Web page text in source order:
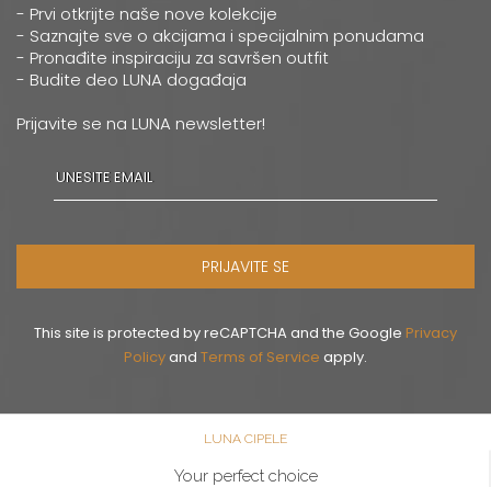
- Prvi otkrijte naše nove kolekcije
- Saznajte sve o akcijama i specijalnim ponudama
- Pronađite inspiraciju za savršen outfit
- Budite deo LUNA događaja
Prijavite se na LUNA newsletter!
PRIJAVITE SE
This site is protected by reCAPTCHA and the Google Privacy
Policyand Terms of Service apply.
LUNA CIPELE
Your perfect choice